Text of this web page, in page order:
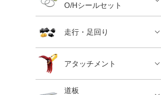
O/Hシールセット
走行・足回り
アタッチメント
道板